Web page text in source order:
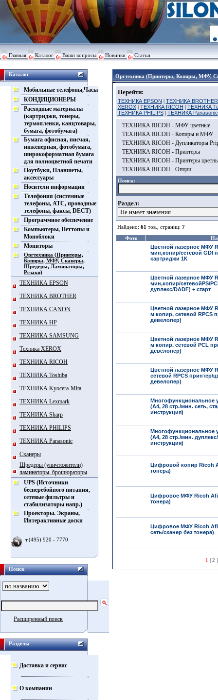
Главная Каталог Ваши вопросы Новинки Статьи
Каталог
Мобильные телефоны,Часы
КОНДИЦИОНЕРЫ
Расходные материалы
(картриджи, тонеры,
термопленки, канцтовары,
бумага, фотобумага)
Бумага офисная, писчая,
инженерная, фотобумага,
широкоформатная бумага
для полноцветной печати
Ноутбуки, Планшеты,
аксессуары
Носители информации
Телефония (системные
телефоны, АТС, проводные
телефоны, факсы, DECT)
Программное обеспечение
Компьютеры, Неттопы и
Моноблоки
Мониторы
Оргтехника (Принтеры,
Копиры, МФУ, Сканеры,
Шредеры, Ламинаторы,
Резаки)
ТЕХНИКА EPSON
ТЕХНИКА BROTHER
ТЕХНИКА CANON
ТЕХНИКА HP
ТЕХНИКА SAMSUNG
Техника XEROX
ТЕХНИКА RICOH
ТЕХНИКА Toshiba
ТЕХНИКА Kyocera-Mita
ТЕХНИКА Lexmark
ТЕХНИКА Sharp
ТЕХНИКА PHILIPS
ТЕХНИКА Panasonic
Сканеры
Шредеры (уничтожители)
ламинаторы, брошюраторы
UPS (Источники
бесперебойного питания,
сетевые фильтры и
стабилизаторы напр.)
Проекторы. Экраны,
Интерактивные доски
т.(495) 920 - 7770
Поиск
Расширенный поиск
Разделы
Доставка и сервис
О компании
Оргтехника (Принтеры, Копиры, МФУ,
Перейти:
ТЕХНИКА EPSON | ТЕХНИКА BROTHER
XEROX| ТЕХНИКА RICOH | ТЕХНИКА
ТЕХНИКА PHILIPS| ТЕХНИКА Panasonic
ТЕХНИКА RICOH - МФУ цветные
ТЕХНИКА RICOH - Копиры и МФУ
ТЕХНИКА RICOH - Дупликаторы
ТЕХНИКА RICOH - Принтеры
ТЕХНИКА RICOH - Принтеры
ТЕХНИКА RICOH - Опции
Поиск:
Раздел:
Найдено: 61 тов., страниц: 7
Фото
Цветной лазерное МФУ
мин,копир/сетевой GDI
картриджи 1К
Цветной лазерное МФУ
мин,копир/сетевойPS/
дуплекс/DADF) + старт
Цветной лазерное МФУ
м копир, сетевой RPCS
девелопер)
Цветной лазерное МФУ
м копир, сетевой PCL
девелопер)
Цветной лазерное МФУ
сетевой RPCS принтер/
девелопер)
Многофункциональное
(A4, 28 стр./мин. сеть,
инструкция)
Многофункциональное
(A4, 28 стр./мин.
инструкция)
Цифровой копир Ricoh
тонера)
Цифровое МФУ Ricoh
тонера)
Цифровое МФУ Ricoh
сеть/сканер без тонера)
1 | 2